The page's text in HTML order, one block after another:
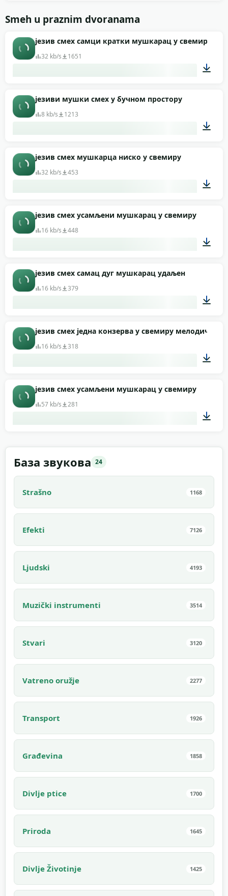
Smeh u praznim dvoranama
језив смех самци кратки мушкарац у свемиру
32 kb/s 1651
језиви мушки смех у бучном простору
8 kb/s 1213
језив смех мушкарца ниско у свемиру
32 kb/s 453
00:08
језив смех усамљени мушкарац у свемиру
16 kb/s 448
језив смех самац дуг мушкарац удаљен
16 kb/s 379
00:04
језив смех једна конзерва у свемиру мелодична
16 kb/s 318
00:08
језив смех усамљени мушкарац у свемиру
57 kb/s 281
База звукова 24
Strašno 1168
Efekti 7126
Ljudski 4193
Muzički instrumenti 3514
Stvari 3120
Vatreno oružje 2277
Transport 1926
Građevina 1858
Divlje ptice 1700
Priroda 1645
Divlje Životinje 1425